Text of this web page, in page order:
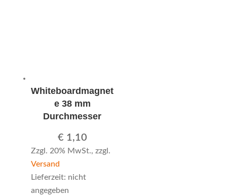
Whiteboardmagnet
e 38 mm
Durchmesser
€ 1,10
Zzgl. 20% MwSt., zzgl.
Versand
Lieferzeit: nicht
angegeben